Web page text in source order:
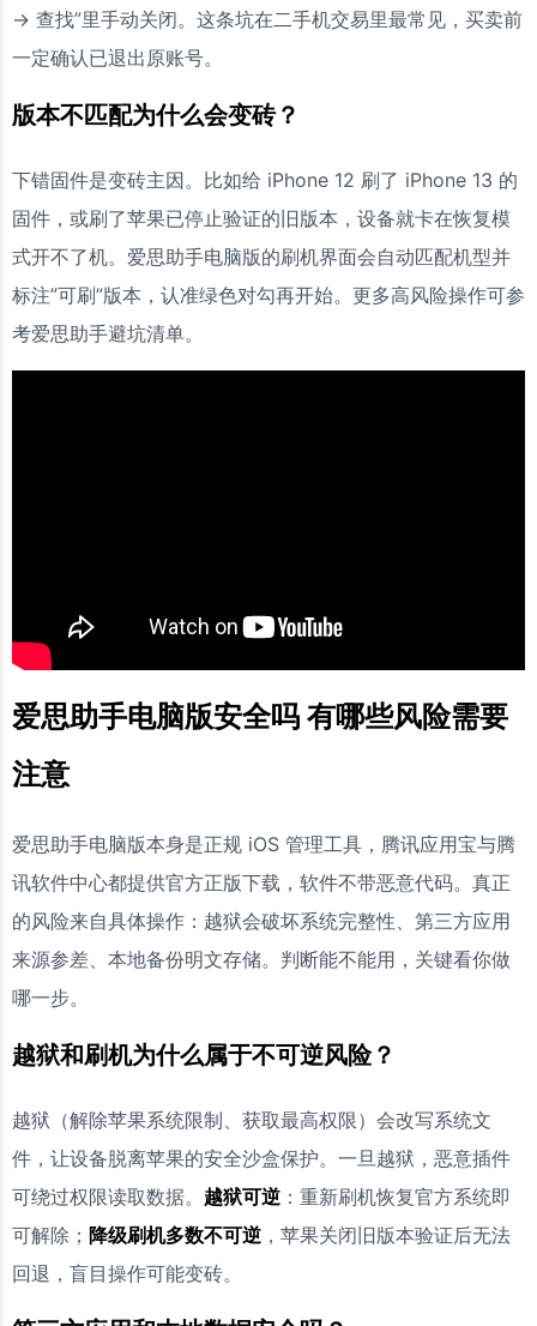
→ 查找”里手动关闭。这条坑在二手机交易里最常见，买卖前
一定确认已退出原账号。
版本不匹配为什么会变砖？
下错固件是变砖主因。比如给 iPhone 12 刷了 iPhone 13 的
固件，或刷了苹果已停止验证的旧版本，设备就卡在恢复模
式开不了机。爱思助手电脑版的刷机界面会自动匹配机型并
标注”可刷”版本，认准绿色对勾再开始。更多高风险操作可参
考爱思助手避坑清单。
爱思助手电脑版安全吗 有哪些风险需要
注意
爱思助手电脑版本身是正规 iOS 管理工具，腾讯应用宝与腾
讯软件中心都提供官方正版下载，软件不带恶意代码。真正
的风险来自具体操作：越狱会破坏系统完整性、第三方应用
来源参差、本地备份明文存储。判断能不能用，关键看你做
哪一步。
越狱和刷机为什么属于不可逆风险？
越狱（解除苹果系统限制、获取最高权限）会改写系统文
件，让设备脱离苹果的安全沙盒保护。一旦越狱，恶意插件
可绕过权限读取数据。 越狱可逆 ：重新刷机恢复官方系统即
可解除； 降级刷机多数不可逆 ，苹果关闭旧版本验证后无法
回退，盲目操作可能变砖。